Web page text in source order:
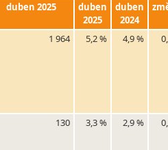
duben 2025
duben
2025
duben
2024
1 964 5,2 % 4,9 %
130 3,3 % 2,9 %